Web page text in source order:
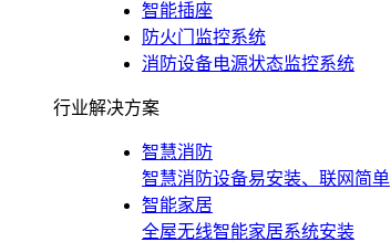
智能插座
防火门监控系统
消防设备电源状态监控系统
行业解决方案
智慧消防
智慧消防设备易安装、联网简单
智能家居
全屋无线智能家居系统安装